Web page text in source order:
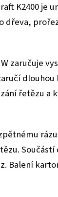
K2400 je
dřeva,
zaručuje
řetězu a
Součástí
Balení